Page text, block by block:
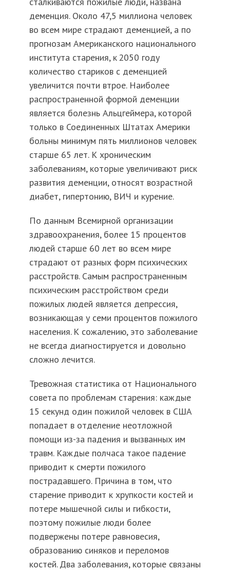
деменция. Около 47,5 миллиона человек
во всем мире страдают деменцией, а по
прогнозам Американского национального
института старения, к 2050 году
количество стариков с деменцией
увеличится почти втрое. Наиболее
распространенной формой деменции
является болезнь Альцгеймера, которой
только в Соединенных Штатах Америки
больны минимум пять миллионов человек
старше 65 лет. К хроническим
заболеваниям, которые увеличивают риск
развития деменции, относят возрастной
диабет, гипертонию, ВИЧ и курение.
По данным Всемирной организации
здравоохранения, более 15 процентов
людей старше 60 лет во всем мире
страдают от разных форм психических
расстройств. Самым распространенным
психическим расстройством среди
пожилых людей является депрессия,
возникающая у семи процентов пожилого
населения. К сожалению, это заболевание
не всегда диагностируется и довольно
сложно лечится.
Тревожная статистика от Национального
совета по проблемам старения: каждые
15 секунд один пожилой человек в США
попадает в отделение неотложной
помощи из-за падения и вызванных им
травм. Каждые полчаса такое падение
приводит к смерти пожилого
пострадавшего. Причина в том, что
старение приводит к хрупкости костей и
потере мышечной силы и гибкости,
поэтому пожилые люди более
подвержены потере равновесия,
образованию синяков и переломов
костей. Два заболевания, которые связаны